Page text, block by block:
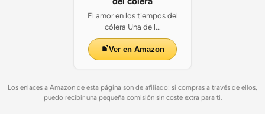
El amor en los tiempos del
cólera Una de l...
Ver en Amazon
Los enlaces a Amazon de esta página son de afiliado: si compras a través de ellos,
puedo recibir una pequeña comisión sin coste extra para ti.